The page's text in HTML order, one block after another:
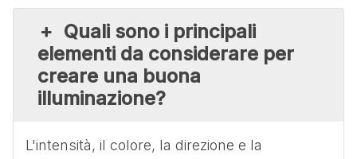
Quali sono i principali
elementi da considerare per
creare una buona
illuminazione?
L'intensità, il colore, la direzione e la